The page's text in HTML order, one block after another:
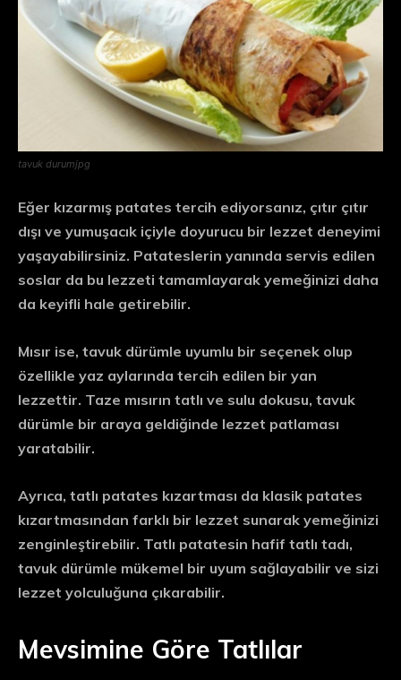
tavuk durumjpg
Eğer kızarmış patates tercih ediyorsanız, çıtır çıtır
dışı ve yumuşacık içiyle doyurucu bir lezzet deneyimi
yaşayabilirsiniz. Patateslerin yanında servis edilen
soslar da bu lezzeti tamamlayarak yemeğinizi daha
da keyifli hale getirebilir.
Mısır ise, tavuk dürümle uyumlu bir seçenek olup
özellikle yaz aylarında tercih edilen bir yan
lezzettir. Taze mısırın tatlı ve sulu dokusu, tavuk
dürümle bir araya geldiğinde lezzet patlaması
yaratabilir.
Ayrıca, tatlı patates kızartması da klasik patates
kızartmasından farklı bir lezzet sunarak yemeğinizi
zenginleştirebilir. Tatlı patatesin hafif tatlı tadı,
tavuk dürümle mükemel bir uyum sağlayabilir ve sizi
lezzet yolculuğuna çıkarabilir.
Mevsimine Göre Tatlılar